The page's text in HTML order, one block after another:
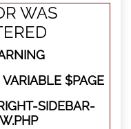
WAS
$PAGE
SIDEBAR-